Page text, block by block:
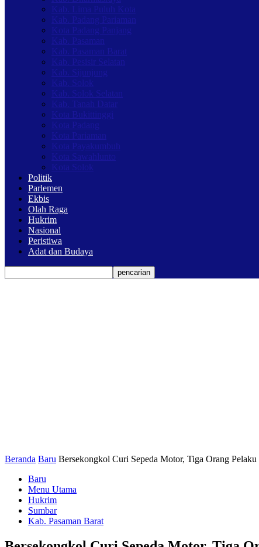
Kab. Lima Puluh Kota
Kab. Padang Pariaman
Kota Padang Panjang
Kab. Pasaman
Kab. Pasaman Barat
Kab. Pesisir Selatan
Kab. Sijunjung
Kab. Solok
Kab. Solok Selatan
Kab. Tanah Datar
Kota Bukittinggi
Kota Padang
Kota Pariaman
Kota Payakumbuh
Kota Sawahlunto
Kota Solok
Politik
Parlemen
Ekbis
Olah Raga
Hukrim
Nasional
Peristiwa
Adat dan Budaya
Beranda Baru Bersekongkol Curi Sepeda Motor, Tiga Orang
Baru
Menu Utama
Hukrim
Sumbar
Kab. Pasaman Barat